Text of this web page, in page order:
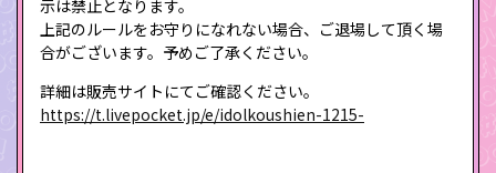
示は禁止となります。
上記のルールをお守りになれない場合、ご退場して頂く場
合がございます。予めご了承ください。
詳細は販売サイトにてご確認ください。
https://t.livepocket.jp/e/idolkoushien-1215-